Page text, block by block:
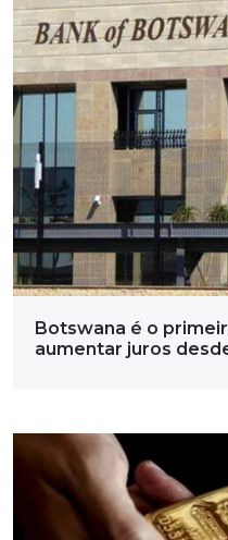
Botswana é o
aumentar juros